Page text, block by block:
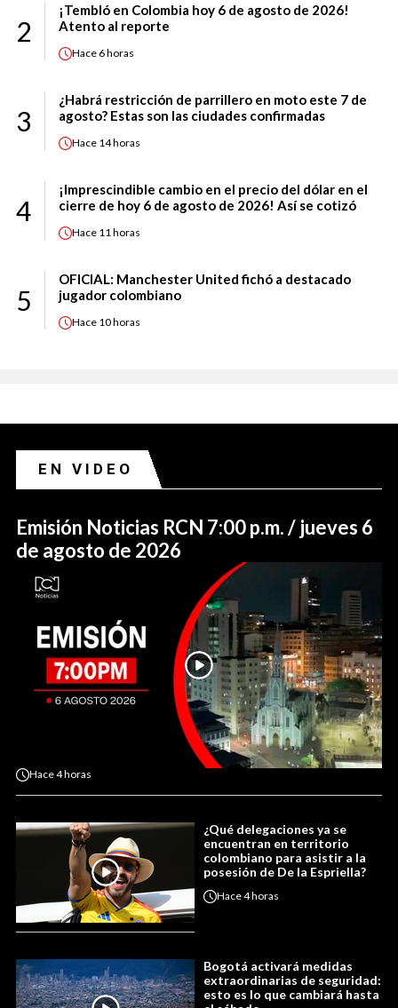
2
¡Tembló en Colombia hoy 6 de agosto de 2026!
Atento al reporte
Hace 6 horas
3
¿Habrá restricción de parrillero en moto este 7 de
agosto? Estas son las ciudades confirmadas
Hace 14 horas
4
¡Imprescindible cambio en el precio del dólar en el
cierre de hoy 6 de agosto de 2026! Así se cotizó
Hace 11 horas
5
OFICIAL: Manchester United fichó a destacado
jugador colombiano
Hace 10 horas
EN VIDEO
Emisión Noticias RCN 7:00 p.m. / jueves 6
de agosto de 2026
Hace4 horas
¿Qué delegaciones ya se
encuentran en territorio
colombiano para asistir a la
posesión de De la Espriella?
Hace4 horas
Bogotá activará medidas
extraordinarias de seguridad:
esto es lo que cambiará hasta